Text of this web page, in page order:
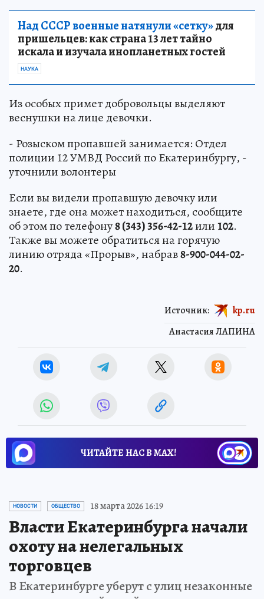
Над СССР военные натянули «сетку»для
пришельцев: как страна 13 лет тайно
искала и изучала инопланетных гостей
НАУКА
Из особых примет добровольцы выделяют
веснушки на лице девочки.
- Розыском пропавшей занимается: Отдел
полиции 12 УМВД Россий по Екатеринбургу, -
уточнили волонтеры
Если вы видели пропавшую девочку или
знаете, где она может находиться, сообщите
об этом по телефону8 (343) 356-42-12или102.
Также вы можете обратиться на горячую
линию отряда «Прорыв», набрав8-900-044-02-
20.
Анастасия ЛАПИНА
Источник: kp.ru
ЧИТАЙТЕ НАС В МАХ!
НОВОСТИ ОБЩЕСТВО 18 марта 2026 16:19
Власти Екатеринбурга начали
охоту на нелегальных
торговцев
В Екатеринбурге уберут с улиц незаконные